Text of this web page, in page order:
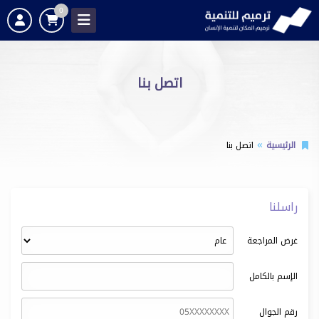
0
اتصل بنا
الرئيسية اتصل بنا
راسلنا
غرض المراجعة
الإسم بالكامل
رقم الجوال